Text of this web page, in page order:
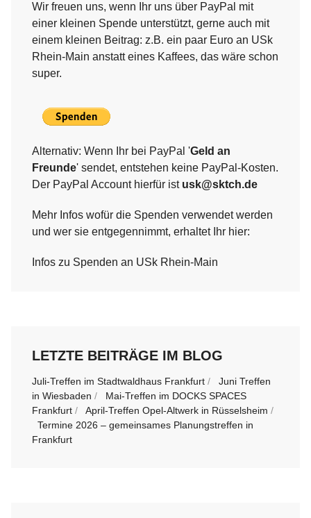
Wir freuen uns, wenn Ihr uns über PayPal mit
einer kleinen Spende unterstützt, gerne auch mit
einem kleinen Beitrag: z.B. ein paar Euro an USk
Rhein-Main anstatt eines Kaffees, das wäre schon
super.
Alternativ: Wenn Ihr bei PayPal 'Geld an
Freunde' sendet, entstehen keine PayPal-Kosten.
Der PayPal Account hierfür ist usk@sktch.de
Mehr Infos wofür die Spenden verwendet werden
und wer sie entgegennimmt, erhaltet Ihr hier:
Infos zu Spenden an USk Rhein-Main
LETZTE BEITRÄGE IM BLOG
Juli-Treffen im Stadtwaldhaus Frankfurt
Juni Treffen
in Wiesbaden
Mai-Treffen im DOCKS SPACES
Frankfurt
April-Treffen Opel-Altwerk in Rüsselsheim
Termine 2026 – gemeinsames Planungstreffen in
Frankfurt